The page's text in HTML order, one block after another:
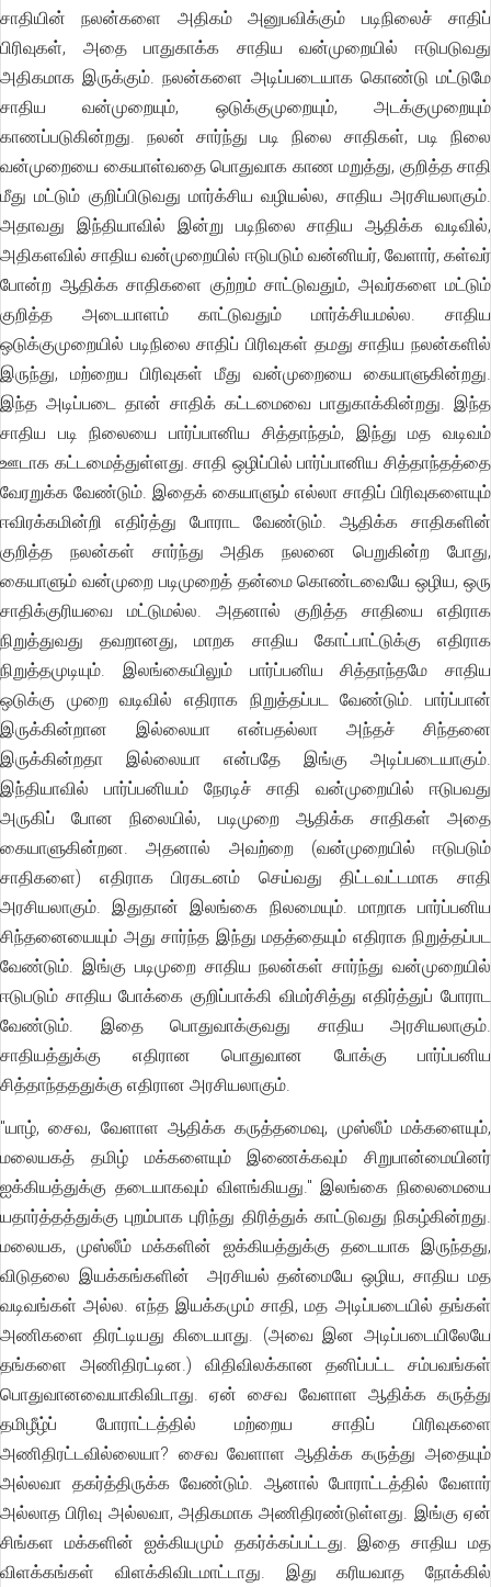
சாதியின் நலன்களை அதிகம் அனுபவிக்கும் படிநிலைச் சாதிப்
பிரிவுகள், அதை பாதுகாக்க சாதிய வன்முறையில் ஈடுபடுவது
அதிகமாக இருக்கும். நலன்களை அடிப்படையாக கொண்டு மட்டுமே
சாதிய வன்முறையும், ஒடுக்குமுறையும், அடக்குமுறையும்
காணப்படுகின்றது. நலன் சார்ந்து படி நிலை சாதிகள், படி நிலை
வன்முறையை கையாள்வதை பொதுவாக காண மறுத்து, குறித்த சாதி
மீது மட்டும் குறிப்பிடுவது மார்க்சிய வழியல்ல, சாதிய அரசியலாகும்.
அதாவது இந்தியாவில் இன்று படிநிலை சாதிய ஆதிக்க வடிவில்,
அதிகளவில் சாதிய வன்முறையில் ஈடுபடும் வன்னியர், வேளார், கள்வர்
போன்ற ஆதிக்க சாதிகளை குற்றம் சாட்டுவதும், அவர்களை மட்டும்
குறித்த அடையாளம் காட்டுவதும் மார்க்சியமல்ல. சாதிய
ஒடுக்குமுறையில் படிநிலை சாதிப் பிரிவுகள் தமது சாதிய நலன்களில்
இருந்து, மற்றைய பிரிவுகள் மீது வன்முறையை கையாளுகின்றது.
இந்த அடிப்படை தான் சாதிக் கட்டமைவை பாதுகாக்கின்றது. இந்த
சாதிய படி நிலையை பார்ப்பானிய சித்தாந்தம், இந்து மத வடிவம்
ஊடாக கட்டமைத்துள்ளது. சாதி ஒழிப்பில் பார்ப்பானிய சித்தாந்தத்தை
வேரறுக்க வேண்டும். இதைக் கையாளும் எல்லா சாதிப் பிரிவுகளையும்
ஈவிரக்கமின்றி எதிர்த்து போராட வேண்டும். ஆதிக்க சாதிகளின்
குறித்த நலன்கள் சார்ந்து அதிக நலனை பெறுகின்ற போது,
கையாளும் வன்முறை படிமுறைத் தன்மை கொண்டவையே ஒழிய, ஒரு
சாதிக்குரியவை மட்டுமல்ல. அதனால் குறித்த சாதியை எதிராக
நிறுத்துவது தவறானது, மாறக சாதிய கோட்பாட்டுக்கு எதிராக
நிறுத்தமுடியும். இலங்கையிலும் பார்ப்பனிய சித்தாந்தமே சாதிய
ஒடுக்கு முறை வடிவில் எதிராக நிறுத்தப்பட வேண்டும். பார்ப்பான்
இருக்கின்றான இல்லையா என்பதல்லா அந்தச் சிந்தனை
இருக்கின்றதா இல்லையா என்பதே இங்கு அடிப்படையாகும்.
இந்தியாவில் பார்ப்பனியம் நேரடிச் சாதி வன்முறையில் ஈடுபவது
அருகிப் போன நிலையில், படிமுறை ஆதிக்க சாதிகள் அதை
கையாளுகின்றன. அதனால் அவற்றை (வன்முறையில் ஈடுபடும்
சாதிகளை) எதிராக பிரகடனம் செய்வது திட்டவட்டமாக சாதி
அரசியலாகும். இதுதான் இலங்கை நிலமையும். மாறாக பார்ப்பனிய
சிந்தனையையும் அது சார்ந்த இந்து மதத்தையும் எதிராக நிறுத்தப்பட
வேண்டும். இங்கு படிமுறை சாதிய நலன்கள் சார்ந்து வன்முறையில்
ஈடுபடும் சாதிய போக்கை குறிப்பாக்கி விமர்சித்து எதிர்த்துப் போராட
வேண்டும். இதை பொதுவாக்குவது சாதிய அரசியலாகும்.
சாதியத்துக்கு எதிரான பொதுவான போக்கு பார்ப்பனிய
சித்தாந்தததுக்கு எதிரான அரசியலாகும்.
"யாழ், சைவ, வேளாள ஆதிக்க கருத்தமைவு, முஸ்லீம் மக்களையும்,
மலையகத் தமிழ் மக்களையும் இணைக்கவும் சிறுபான்மையினர்
ஐக்கியத்துக்கு தடையாகவும் விளங்கியது." இலங்கை நிலைமையை
யதார்த்தத்துக்கு புறம்பாக புரிந்து திரித்துக் காட்டுவது நிகழ்கின்றது.
மலையக, முஸ்லீம் மக்களின் ஐக்கியத்துக்கு தடையாக இருந்தது,
விடுதலை இயக்கங்களின் அரசியல் தன்மையே ஒழிய, சாதிய மத
வடிவங்கள் அல்ல. எந்த இயக்கமும் சாதி, மத அடிப்படையில் தங்கள்
அணிகளை திரட்டியது கிடையாது. (அவை இன அடிப்படையிலேயே
தங்களை அணிதிரட்டின.) விதிவிலக்கான தனிப்பட்ட சம்பவங்கள்
பொதுவானவையாகிவிடாது. ஏன் சைவ வேளாள ஆதிக்க கருத்து
தமிழீழ்ப் போராட்டத்தில் மற்றைய சாதிப் பிரிவுகளை
அணிதிரட்டவில்லையா? சைவ வேளாள ஆதிக்க கருத்து அதையும்
அல்லவா தகர்த்திருக்க வேண்டும். ஆனால் போராட்டத்தில் வேளார்
அல்லாத பிரிவு அல்லவா, அதிகமாக அணிதிரண்டுள்ளது. இங்கு ஏன்
சிங்கள மக்களின் ஐக்கியமும் தகர்க்கப்பட்டது. இதை சாதிய மத
விளக்கங்கள் விளக்கிவிடமாட்டாது. இது கரியவாத நோக்கில்